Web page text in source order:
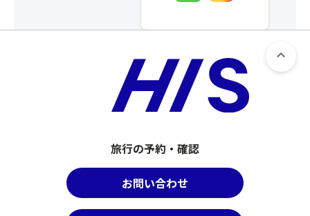
旅行の予約・確認
お問い合わせ